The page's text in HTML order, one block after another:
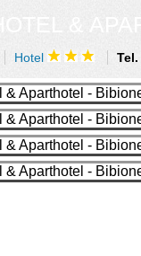
Hotel Tel.